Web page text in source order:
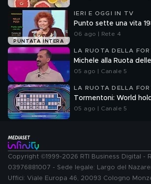
PUNTATA INTERA
IERI E OGGI IN TV
Punto sette una vita
06 ago | Rete 4
LA RUOTA DELLA
Michele alla Ruota
05 ago | Canale 5
LA RUOTA DELLA
Tormentoni: World
05 ago | Canale 5
Copyright ©1999-2026 RTI Business Digital -
03976881007 - Sede legale: Largo del
Uffici: Viale Europa 46, 20093 Cologno